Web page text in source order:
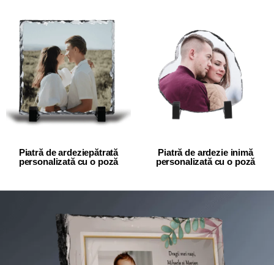
Piatră de ardeziepătrată
personalizată cu o poză
Piatră de ardezie inimă
personalizată cu o poză